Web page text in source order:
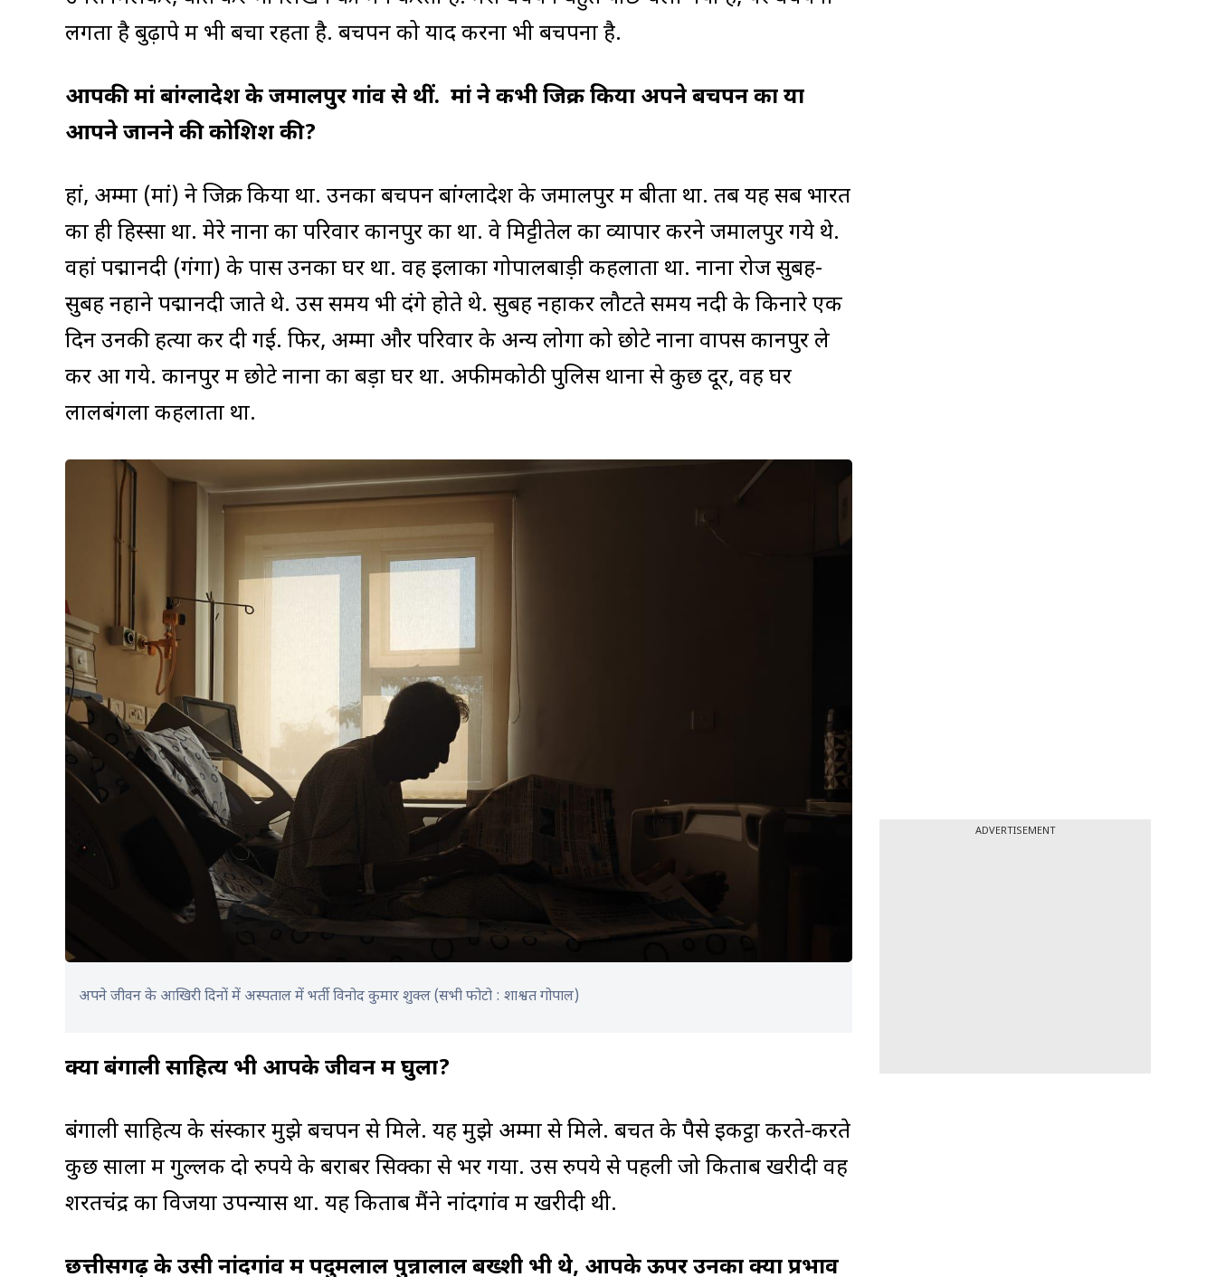
लगता है बुढ़ापे में भी बचा रहता है. बचपन को याद करना भी बचपना है.
आपकी मां बांग्लादेश के जमालपुर गांव से थीं. मां ने कभी जिक्र किया अपने बचपन का या
आपने जानने की कोशिश की?
हां, अम्मा (मां) ने जिक्र किया था. उनका बचपन बांग्लादेश के जमालपुर में बीता था. तब यह सब भारत
का ही हिस्सा था. मेरे नाना का परिवार कानपुर का था. वे मिट्टीतेल का व्यापार करने जमालपुर गये थे.
वहां पद्मानदी (गंगा) के पास उनका घर था. वह इलाका गोपालबाड़ी कहलाता था. नाना रोज सुबह-
सुबह नहाने पद्मानदी जाते थे. उस समय भी दंगे होते थे. सुबह नहाकर लौटते समय नदी के किनारे एक
दिन उनकी हत्या कर दी गई. फिर, अम्मा और परिवार के अन्य लोगों को छोटे नाना वापस कानपुर ले
कर आ गये. कानपुर में छोटे नाना का बड़ा घर था. अफीमकोठी पुलिस थाना से कुछ दूर, वह घर
लालबंगला कहलाता था.
अपने जीवन के आखिरी दिनों में अस्पताल में भर्ती विनोद कुमार शुक्ल (सभी फोटो : शाश्वत गोपाल)
क्या बंगाली साहित्य भी आपके जीवन में घुला?
बंगाली साहित्य के संस्कार मुझे बचपन से मिले. यह मुझे अम्मा से मिले. बचत के पैसे इकट्ठा करते-करते
कुछ सालों में गुल्लक दो रुपये के बराबर सिक्कों से भर गया. उस रुपये से पहली जो किताब खरीदी वह
शरतचंद्र का विजया उपन्यास था. यह किताब मैंने नांदगांव में खरीदी थी.
छत्तीसगढ़ के उसी नांदगांव में पदुमलाल पुन्नालाल बख्शी भी थे, आपके ऊपर उनका क्या प्रभाव
ADVERTISEMENT